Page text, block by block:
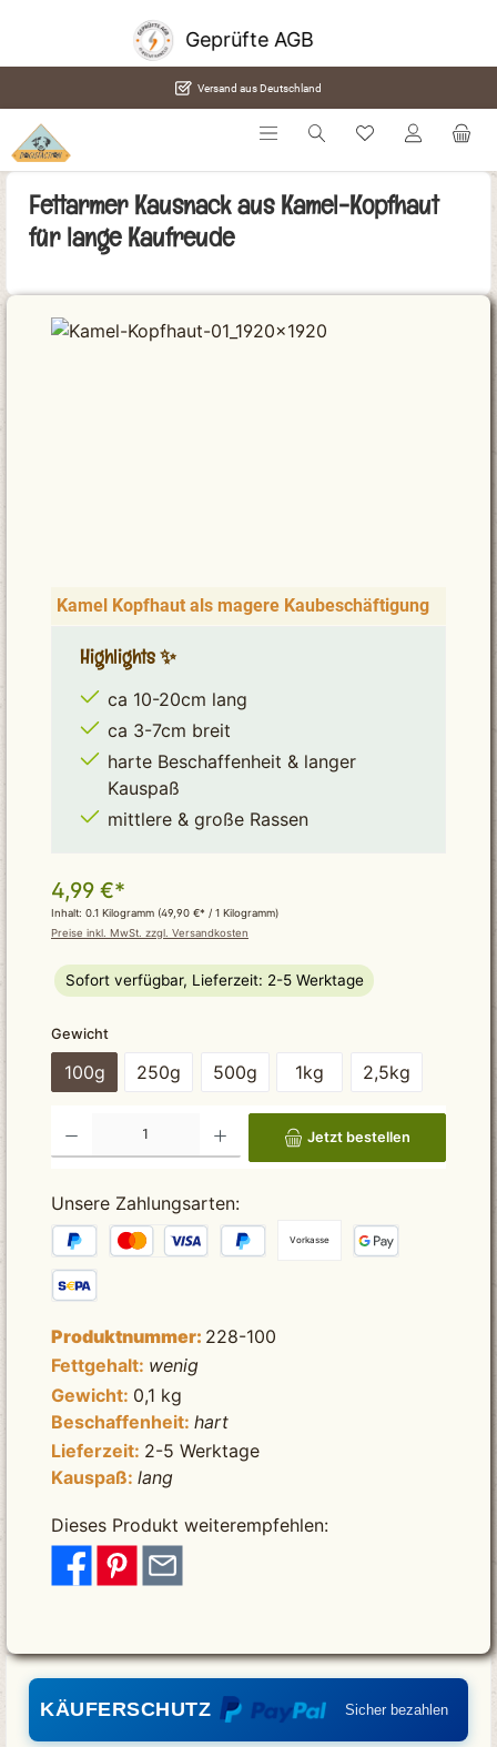
SSL Sicherheit
Versand aus Deutschland
Fettarmer Kausnack aus Kamel-Kopfhaut
für lange Kaufreude
Bildergalerie überspringen
Kamel Kopfhaut als magere Kaubeschäftigung
Highlights ✨
ca 10-20cm lang
ca 3-7cm breit
harte Beschaffenheit & langer
Kauspaß
mittlere & große Rassen
4,99 €*
Inhalt: 0.1 Kilogramm (49,90 €* / 1 Kilogramm)
Preise inkl. MwSt. zzgl. Versandkosten
Sofort verfügbar, Lieferzeit: 2-5 Werktage
Gewichtauswählen
100g 250g 500g 1kg 2,5kg
Produkt Anzahl: Gib den gewünschten Wert ein oder benutze die Schaltflächen um die
Jetzt bestellen
Unsere Zahlungsarten:
Vorkasse
Produktnummer: 228-100
Fettgehalt: wenig
Gewicht: 0,1 kg
Beschaffenheit: hart
Lieferzeit: 2-5 Werktage
Kauspaß: lang
Dieses Produkt weiterempfehlen:
KÄUFERSCHUTZ Sicher bezahlen